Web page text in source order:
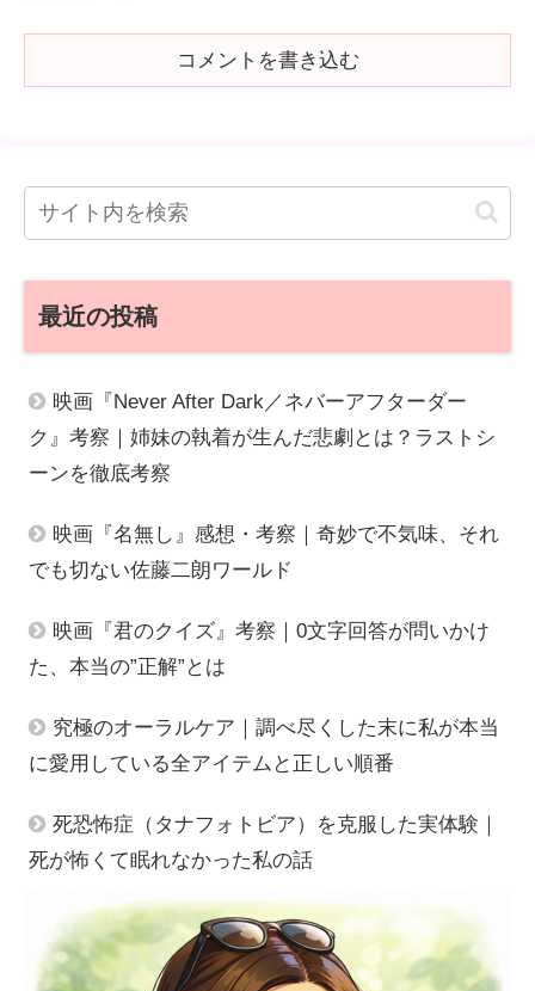
コメントを書き込む
最近の投稿
映画『Never After Dark／ネバーアフターダー
ク』考察｜姉妹の執着が生んだ悲劇とは？ラストシ
ーンを徹底考察
映画『名無し』感想・考察｜奇妙で不気味、それ
でも切ない佐藤二朗ワールド
映画『君のクイズ』考察｜0文字回答が問いかけ
た、本当の”正解”とは
究極のオーラルケア｜調べ尽くした末に私が本当
に愛用している全アイテムと正しい順番
死恐怖症（タナフォトビア）を克服した実体験｜
死が怖くて眠れなかった私の話